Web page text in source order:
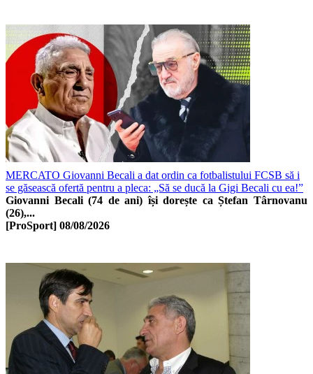
MERCATO Giovanni Becali a dat ordin ca fotbalistului FCSB să i
se găsească ofertă pentru a pleca: „Să se ducă la Gigi Becali cu ea!”
Giovanni Becali (74 de ani) își dorește ca Ștefan Târnovanu
(26),...
[ProSport] 08/08/2026